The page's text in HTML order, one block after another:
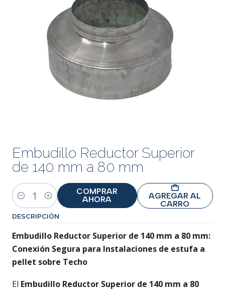
Embudillo Reductor Superior
de 140 mm a 80 mm
Cantidad
AGREGAR AL
CARRO
COMPRAR
AHORA
DESCRIPCIÓN
Embudillo Reductor Superior de 140 mm a 80 mm:
Conexión Segura para Instalaciones de estufa a
pellet sobre Techo
El Embudillo Reductor Superior de 140 mm a 80